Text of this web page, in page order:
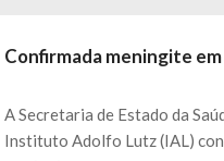
Confirmada meningite
A Secretaria de Estado da
Instituto Adolfo Lutz (IAL)